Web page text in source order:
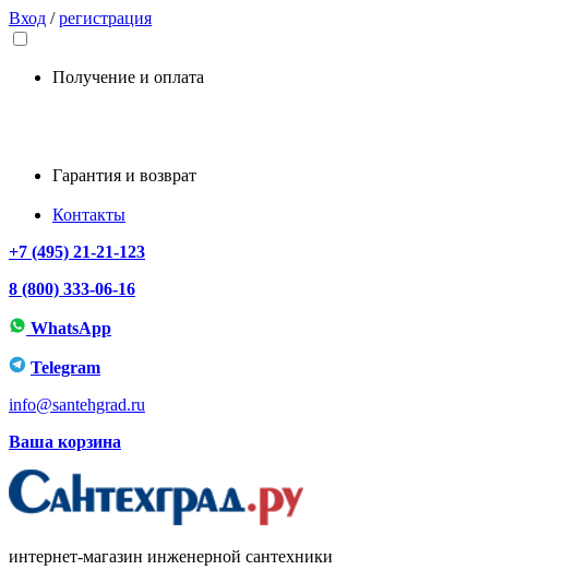
Вход /регистрация
Получение и оплата
Гарантия и возврат
Контакты
+7 (495) 21-21-123
8 (800) 333-06-16
WhatsApp
Telegram
info@santehgrad.ru
Ваша корзина
интернет-магазин инженерной сантехники